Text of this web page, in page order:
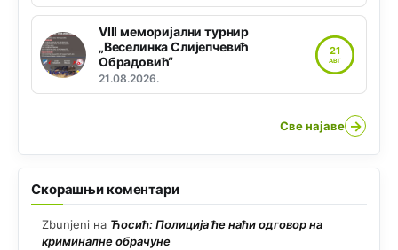
VIII меморијални турнир
„Веселинка Слијепчевић
Обрадовић“
21.08.2026.
21
АВГ
Све најаве →
Скорашњи коментари
Zbunjeni на Ћосић: Полиција ће наћи одговор на
криминалне обрачуне